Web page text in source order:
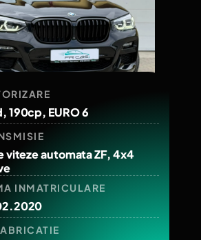
190cp, EURO 6
viteze automata ZF, 4x4
INMATRICULARE